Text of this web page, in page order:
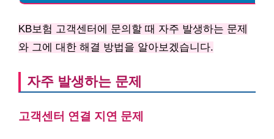
KB보험 고객센터에 문의할 때 자주 발생하는 문제
와 그에 대한 해결 방법을 알아보겠습니다.
자주 발생하는 문제
고객센터 연결 지연 문제